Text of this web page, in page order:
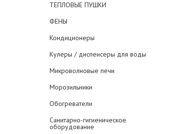
ТЕПЛОВЫЕ ПУШКИ
ФЕНЫ
Кондиционеры
Кулеры / диспенсеры для воды
Микроволновые печи
Морозильники
Обогреватели
Санитарно-гигиеническое
оборудование